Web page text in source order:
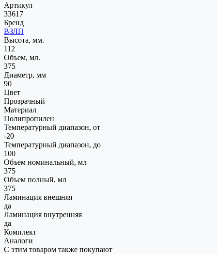
Артикул
33617
Бренд
ВЗЛП
Высота, мм.
112
Объем, мл.
375
Диаметр, мм
90
Цвет
Прозрачный
Материал
Полипропилен
Температурный диапазон, от
-20
Температурный диапазон, до
100
Объем номинальный, мл
375
Объем полный, мл
375
Ламинация внешняя
да
Ламинация внутренняя
да
Комплект
Аналоги
С этим товаром также покупают